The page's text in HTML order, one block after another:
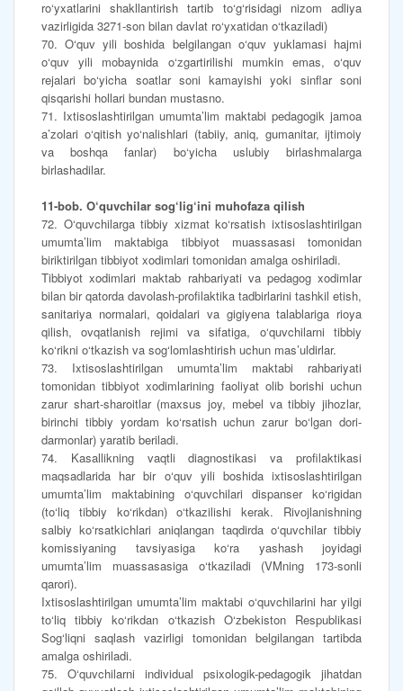
ro‘yxatlarini shakllantirish tartib to‘g‘risidagi nizom adliya
vazirligida 3271-son bilan davlat ro‘yxatidan o‘tkaziladi)
70. O‘quv yili boshida belgilangan o‘quv yuklamasi hajmi
o‘quv yili mobaynida o‘zgartirilishi mumkin emas, o‘quv
rejalari bo‘yicha soatlar soni kamayishi yoki sinflar soni
qisqarishi hollari bundan mustasno.
71. Ixtisoslashtirilgan umumta’lim maktabi pedagogik jamoa
a’zolari o‘qitish yo‘nalishlari (tabiiy, aniq, gumanitar, ijtimoiy
va boshqa fanlar) bo‘yicha uslubiy birlashmalarga
birlashadilar.
11-bob. O‘quvchilar sog‘lig‘ini muhofaza qilish
72. O‘quvchilarga tibbiy xizmat ko‘rsatish ixtisoslashtirilgan
umumta’lim maktabiga tibbiyot muassasasi tomonidan
biriktirilgan tibbiyot xodimlari tomonidan amalga oshiriladi.
Tibbiyot xodimlari maktab rahbariyati va pedagog xodimlar
bilan bir qatorda davolash-profilaktika tadbirlarini tashkil etish,
sanitariya normalari, qoidalari va gigiyena talablariga rioya
qilish, ovqatlanish rejimi va sifatiga, o‘quvchilarni tibbiy
ko‘rikni o‘tkazish va sog‘lomlashtirish uchun mas’uldirlar.
73. Ixtisoslashtirilgan umumta’lim maktabi rahbariyati
tomonidan tibbiyot xodimlarining faoliyat olib borishi uchun
zarur shart-sharoitlar (maxsus joy, mebel va tibbiy jihozlar,
birinchi tibbiy yordam ko‘rsatish uchun zarur bo‘lgan dori-
darmonlar) yaratib beriladi.
74. Kasallikning vaqtli diagnostikasi va profilaktikasi
maqsadlarida har bir o‘quv yili boshida ixtisoslashtirilgan
umumta’lim maktabining o‘quvchilari dispanser ko‘rigidan
(to‘liq tibbiy ko‘rikdan) o‘tkazilishi kerak. Rivojlanishning
salbiy ko‘rsatkichlari aniqlangan taqdirda o‘quvchilar tibbiy
komissiyaning tavsiyasiga ko‘ra yashash joyidagi
umumta’lim muassasasiga o‘tkaziladi (VMning 173-sonli
qarori).
Ixtisoslashtirilgan umumta’lim maktabi o‘quvchilarini har yilgi
to‘liq tibbiy ko‘rikdan o‘tkazish O‘zbekiston Respublikasi
Sog‘liqni saqlash vazirligi tomonidan belgilangan tartibda
amalga oshiriladi.
75. O‘quvchilarni individual psixologik-pedagogik jihatdan